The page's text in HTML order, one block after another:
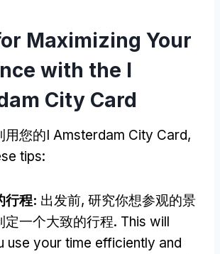
Maximizing Your
with the I
City Card
用您的I Amsterdam City Card,
tips:
行程: 出发前, 研究你想参观的景
定一个大致的行程. This will
use your time efficiently and